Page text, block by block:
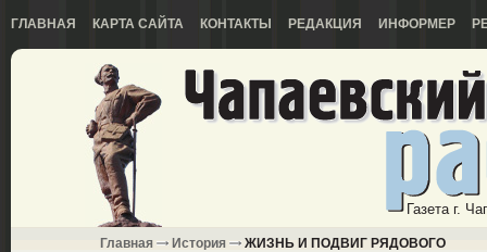
ГЛАВНАЯ КАРТА САЙТА КОНТАКТЫ РЕДАКЦИЯ ИНФОРМЕР
Газета г.
Главная История ЖИЗНЬ И ПОДВИГ РЯДОВОГО